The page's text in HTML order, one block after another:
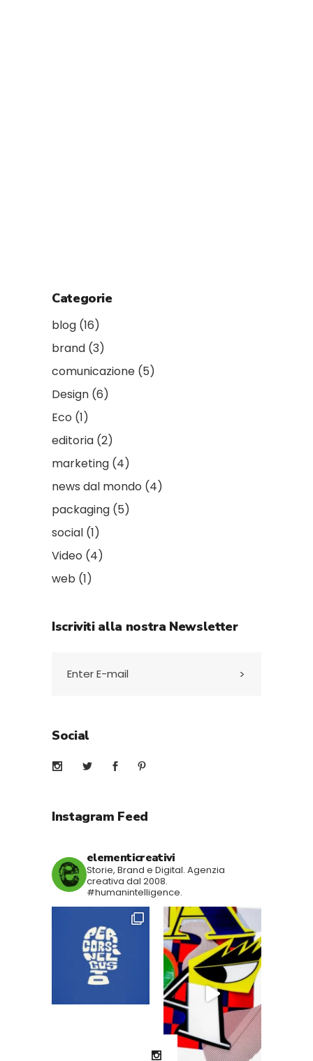
Categorie
blog (16)
brand (3)
comunicazione (5)
Design (6)
Eco (1)
editoria (2)
marketing (4)
news dal mondo (4)
packaging (5)
social (1)
Video (4)
web (1)
Iscriviti alla nostra Newsletter
Social
Instagram Feed
elementicreativi
Storie, Brand e Digital. Agenzia
creativa dal 2008.
#humanintelligence.